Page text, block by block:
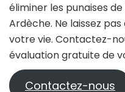
éliminer les punaises
Ardèche. Ne laissez
votre vie. Contactez-
évaluation gratuite de
Contactez-nous